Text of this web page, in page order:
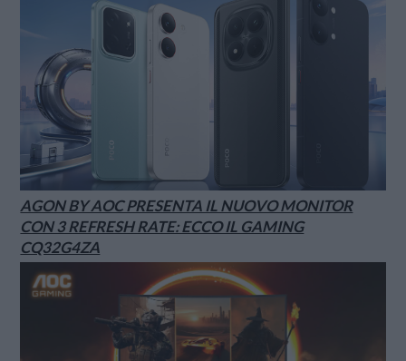
AGON BY AOC PRESENTA IL NUOVO MONITOR
CON 3 REFRESH RATE: ECCO IL GAMING
CQ32G4ZA